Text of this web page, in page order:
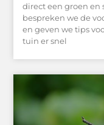
direct een groen en
bespreken we de
en geven we tips
tuin er snel